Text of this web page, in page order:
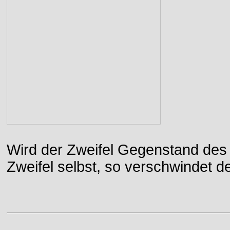
Wird der Zweifel Gegenstand
Zweifel selbst, so verschwindet